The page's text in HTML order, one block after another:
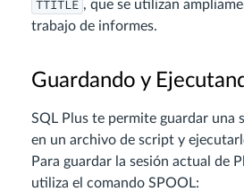
TTITLE , que se utilizan
trabajo de informes.
Guardando y
SQL Plus te permite guardar una
en un archivo de script y
Para guardar la sesión actual de
utiliza el comando SPOOL: